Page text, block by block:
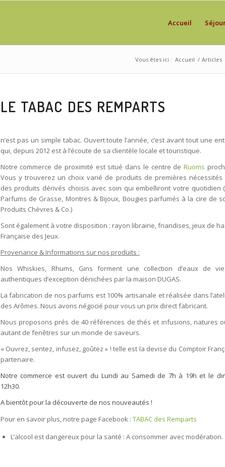
Accueil
Vous êtes ici : Accueil / Articles
LE TABAC DES REMPARTS
n’est pas un simple tabac. Ouvert toute l’année, c’est avant tout une
qui, depuis 2012 est à l’écoute de sa clientèle locale et touristique.
Notre commerce de proximité est situé dans le centre de Ruoms
Vous y trouverez un choix varié de produits de premières nécessités
des produits dérivés choisis avec soin qui embelliront votre quotidien
Parfums de Grasse, Montres & Bijoux, Bougies parfumés à la cire de
Produits Chèvres & Co.)
Sont également à votre disposition : rayon librairie, friandises, jeux de
Française des Jeux.
Provenance & Informations sur nos produits :
Nos Whiskies, Rhums, Gins forment une collection d’eaux de
authentiques d’exception dénichées par la maison DUGAS.
La fabrication de nos parfums est 100% artisanale et réalisée dans
des Arômes. Nous avons négocié pour vous un prix direct fabricant.
Nous proposons prés de 40 références de thés et infusions, natures
autant de fenêtres sur un monde de saveurs.
« Ouvrez, sentez, infusez, goûtez » ! telle est la devise du Comptoir
partenaire.
Notre commerce est ouvert du Lundi au Samedi de 7h à 19h et le
12h30.
A bientôt pour la découverte de nos nouveautés !
Pour en savoir plus, notre page Facebook : TABAC des Remparts
L’alcool est dangereux pour la santé : A consommer avec modération.